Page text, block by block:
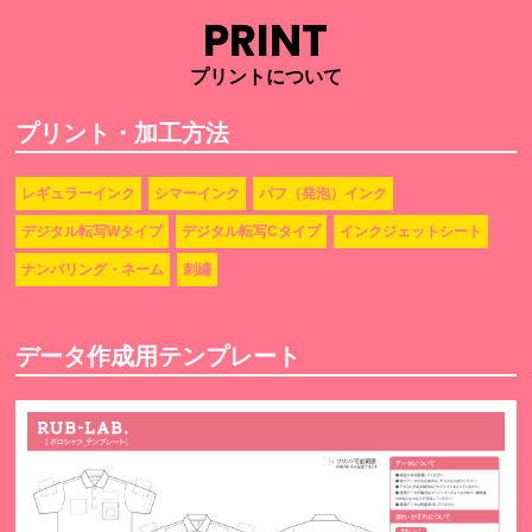
PRINT
プリントについて
プリント・加工方法
レギュラーインク シマーインク パフ（発泡）インク
デジタル転写Wタイプ デジタル転写Cタイプ インクジェットシート
ナンバリング・ネーム 刺繡
データ作成用テンプレート